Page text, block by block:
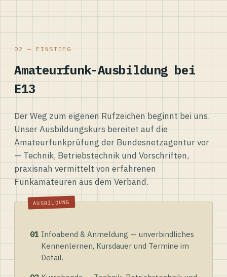
02 — EINSTIEG
Amateurfunk-Ausbildung bei
E13
Der Weg zum eigenen Rufzeichen beginnt bei uns.
Unser Ausbildungskurs bereitet auf die
Amateurfunkprüfung der Bundesnetzagentur vor
— Technik, Betriebstechnik und Vorschriften,
praxisnah vermittelt von erfahrenen
Funkamateuren aus dem Verband.
01 Infoabend & Anmeldung — unverbindliches
Kennenlernen, Kursdauer und Termine im
Detail.